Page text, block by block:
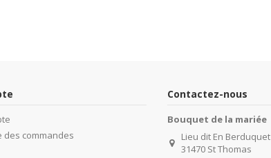
des commandes
Contactez-nous
Bouquet de la mariée
Lieu dit En Berduquet
31470 St Thomas